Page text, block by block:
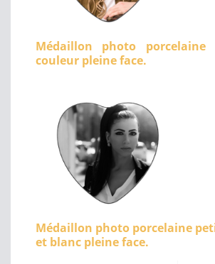
Médaillon photo
couleur pleine face.
Médaillon photo porcelaine
et blanc pleine face.